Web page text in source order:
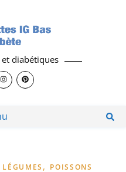
diabétiques
LÉGUMES , POISSONS